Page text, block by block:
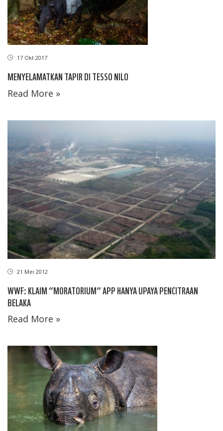
17 Okt 2017
MENYELAMATKAN TAPIR DI TESSO NILO
Read More »
21 Mei 2012
WWF: KLAIM “MORATORIUM” APP HANYA UPAYA PENCITRAAN
BELAKA
Read More »